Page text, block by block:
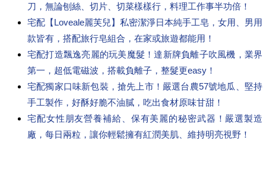
刀，無論刨絲、切片、切菜樣樣行，料理工作事半功倍！
宅配【Loveale麗芙兒】私密潔淨日本純手工皂，女用、男用
款皆有，搭配旅行皂組合，在家或旅遊都能用！
宅配打造飄逸亮麗的玩美魔髮！達新牌負離子吹風機，業界
第一，超低電磁波，搭載負離子，整髮更easy！
宅配獨家口味新包裝，搶先上市！嚴選台農57號地瓜、堅持
手工製作，好酥好脆不油膩，吃出食材原味甘甜！
宅配女性朋友營養補給、保有美麗的秘密武器！嚴選製造
廠，每日兩粒，讓你輕鬆擁有紅潤美肌、維持明亮視野！